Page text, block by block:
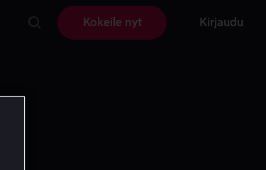
Kokeile nyt Kirjaudu